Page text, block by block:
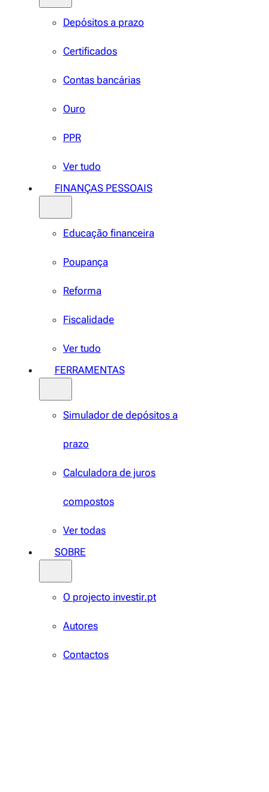
Depósitos a prazo
Certificados
Contas bancárias
Ouro
PPR
Ver tudo
FINANÇAS PESSOAIS
Educação financeira
Poupança
Reforma
Fiscalidade
Ver tudo
FERRAMENTAS
Simulador de depósitos a
prazo
Calculadora de juros
compostos
Ver todas
SOBRE
O projecto investir.pt
Autores
Contactos